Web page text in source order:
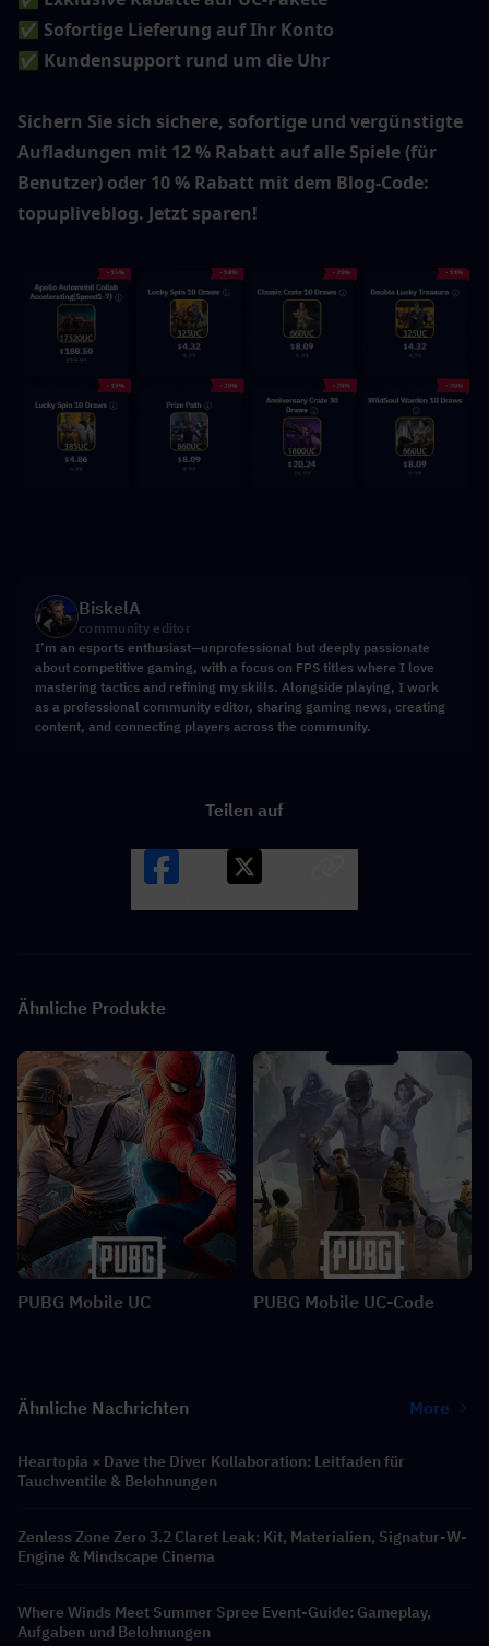
✅ Sofortige Lieferung auf Ihr Konto
✅ Kundensupport rund um die Uhr
Sichern Sie sich sichere, sofortige und vergünstigte
Aufladungen mit 12 % Rabatt auf alle Spiele (für
Benutzer) oder 10 % Rabatt mit dem Blog-Code:
topupliveblog. Jetzt sparen!
BiskelA
community editor
I’m an esports enthusiast—unprofessional but deeply passionate
about competitive gaming, with a focus on FPS titles where I love
mastering tactics and refining my skills. Alongside playing, I work
as a professional community editor, sharing gaming news, creating
content, and connecting players across the community.
Teilen auf
Ähnliche Produkte
PUBG Mobile UC PUBG Mobile UC-Code
Ähnliche Nachrichten More
Heartopia × Dave the Diver Kollaboration: Leitfaden für
Tauchventile & Belohnungen
Zenless Zone Zero 3.2 Claret Leak: Kit, Materialien, Signatur-W-
Engine & Mindscape Cinema
Where Winds Meet Summer Spree Event-Guide: Gameplay,
Aufgaben und Belohnungen